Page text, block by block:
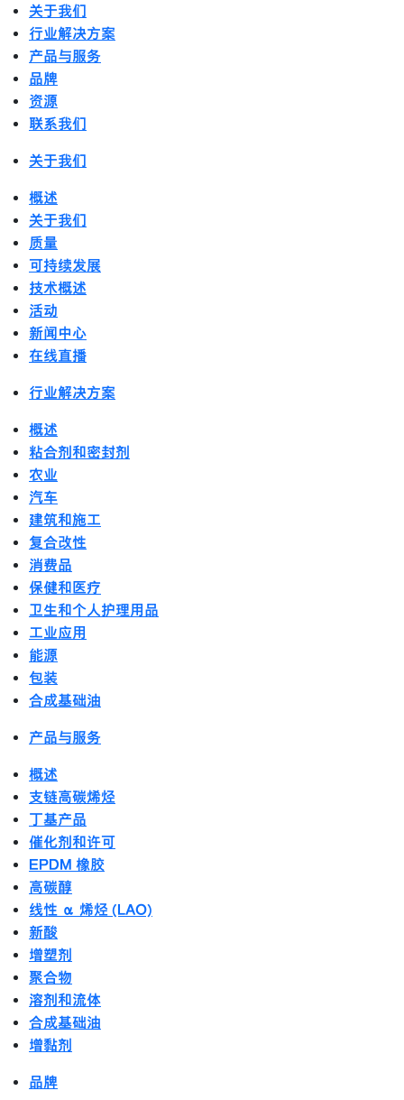
关于我们
行业解决方案
产品与服务
品牌
资源
联系我们
关于我们
概述
关于我们
质量
可持续发展
技术概述
活动
新闻中心
在线直播
行业解决方案
概述
粘合剂和密封剂
农业
汽车
建筑和施工
复合改性
消费品
保健和医疗
卫生和个人护理用品
工业应用
能源
包装
合成基础油
产品与服务
概述
支链高碳烯烃
丁基产品
催化剂和许可
EPDM 橡胶
高碳醇
线性 α 烯烃 (LAO)
新酸
增塑剂
聚合物
溶剂和流体
合成基础油
增黏剂
品牌